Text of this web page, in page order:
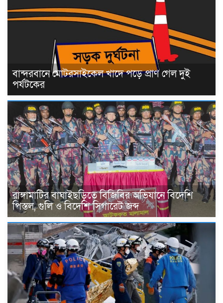
বান্দরবানে মোটরসাইকেল খাদে পড়ে প্রাণ গেল দুই
পর্যটকের
রাঙ্গামাটির বাঘাইছড়িতে বিজিবির অভিযানে বিদেশি
পিস্তল, গুলি ও বিদেশি সিগারেট জব্দ